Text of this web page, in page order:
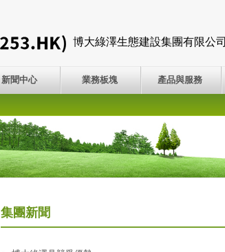
博大綠澤生態建設集團有限公司
新聞中心 業務板塊 產品與服務
集團新聞